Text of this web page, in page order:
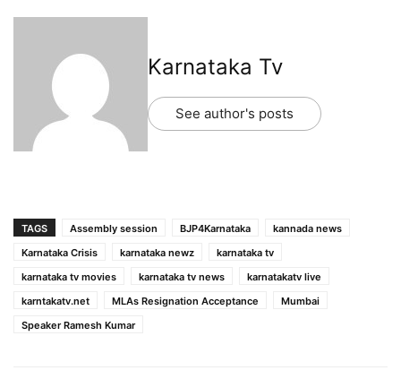
Karnataka Tv
See author's posts
TAGS Assembly session BJP4Karnataka
kannada news
Karnataka Crisis
karnataka newz
karnataka tv
karnataka tv movies
karnataka tv news
karnatakatv live
karntakatv.net
MLAs Resignation Acceptance
Mumbai
Speaker Ramesh Kumar